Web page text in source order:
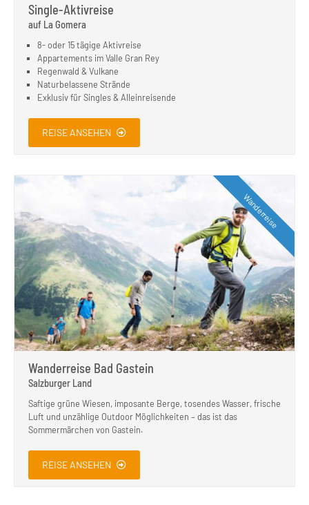
Single-Aktivreise
auf La Gomera
8- oder 15 tägige Aktivreise
Appartements im Valle Gran Rey
Regenwald & Vulkane
Naturbelassene Strände
Exklusiv für Singles & Alleinreisende
REISE ANSEHEN
Wanderreise
Wanderreise Bad Gastein
Salzburger Land
Saftige grüne Wiesen, imposante Berge, tosendes Wasser, frische
Luft und unzählige Outdoor Möglichkeiten – das ist das
Sommermärchen von Gastein.
REISE ANSEHEN